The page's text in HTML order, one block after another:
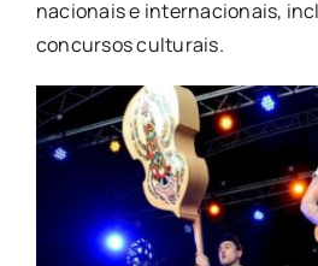
nacionais e internacionais,
concursos culturais.